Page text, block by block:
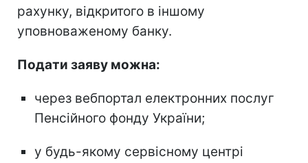
рахунку, відкритого в іншому
уповноваженому банку.
Подати заяву можна:
через вебпортал електронних послуг
Пенсійного фонду України;
у будь-якому сервісному центрі